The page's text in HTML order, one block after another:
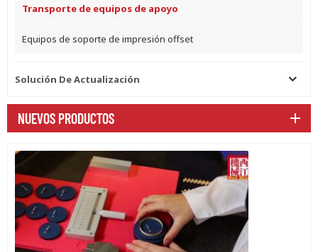
Transporte de equipos de apoyo
Equipos de soporte de impresión offset
Solución De Actualización
NUEVOS PRODUCTOS